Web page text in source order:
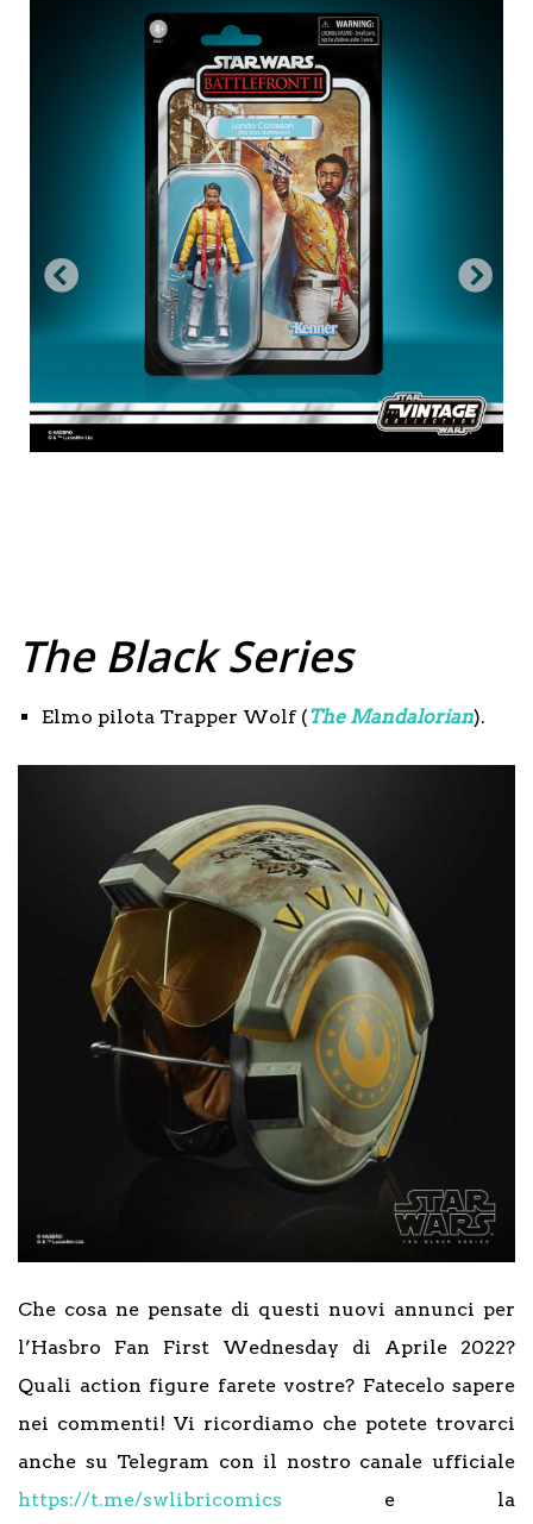
The Black Series
Elmo pilota Trapper Wolf (The Mandalorian).
Che cosa ne pensate di questi nuovi annunci per
l’Hasbro Fan First Wednesday di Aprile 2022?
Quali action figure farete vostre? Fatecelo sapere
nei commenti! Vi ricordiamo che potete trovarci
anche su Telegram con il nostro canale ufficiale
https://t.me/swlibricomics e la